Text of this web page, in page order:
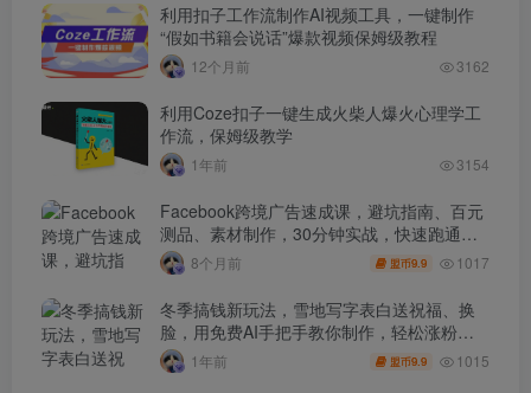
利用扣子工作流制作AI视频工具，一键制作
“假如书籍会说话”爆款视频保姆级教程
12个月前 3162
利用Coze扣子一键生成火柴人爆火心理学工
作流，保姆级教学
1年前 3154
Facebook跨境广告速成课，避坑指南、百元
测品、素材制作，30分钟实战，快速跑通首
单出单8个月前 盟币9.9 1017
冬季搞钱新玩法，雪地写字表白送祝福、换
脸，用免费AI手把手教你制作，轻松涨粉
3.5w，接单到手软
1年前 盟币9.9 1015